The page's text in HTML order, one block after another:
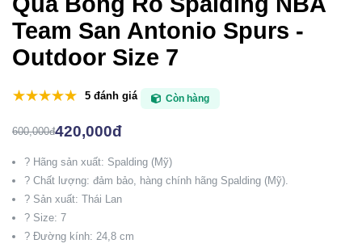
Team San Antonio Spurs -
Outdoor Size 7
5 đánh giá Còn hàng
600,000đ420,000đ
? Hãng sản xuất: Spalding (Mỹ)
? Chất lượng: đảm bảo, hàng chính hãng Spalding (Mỹ).
? Sản xuất: Thái Lan
? Size: 7
? Đường kính: 24,8 cm